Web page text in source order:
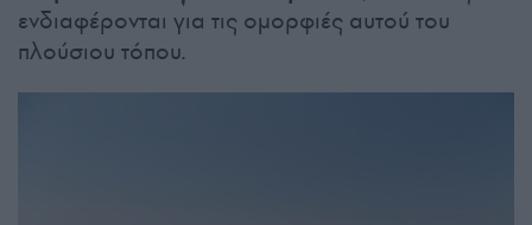
ενδιαφέρονται για τις ομορφιές αυτού του
πλούσιου τόπου.